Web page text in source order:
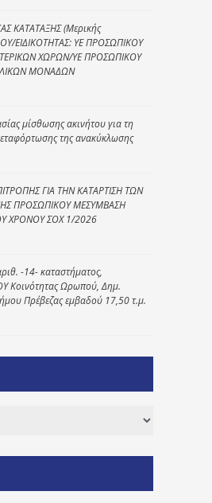
ΚΑΤΑΤΑΞΗΣ (Μερικής
ΕΙΔΙΚΟΤΗΤΑΣ: ΥΕ ΠΡΟΣΩΠΙΚΟΥ
ΧΩΡΩΝ/ΥΕ ΠΡΟΣΩΠΙΚΟΥ
ΜΟΝΑΔΩΝ
μίσθωσης ακινήτου για τη
της ανακύκλωσης
ΓΙΑ ΤΗΝ ΚΑΤΑΡΤΙΣΗ ΤΩΝ
ΠΡΟΣΩΠΙΚΟΥ ΜΕΣΥΜΒΑΣΗ
ΧΡΟΝΟΥ ΣΟΧ 1/2026
-14- καταστήματος,
Κοινότητας Ωρωπού, Δημ.
Πρέβεζας εμβαδού 17,50 τ.μ.